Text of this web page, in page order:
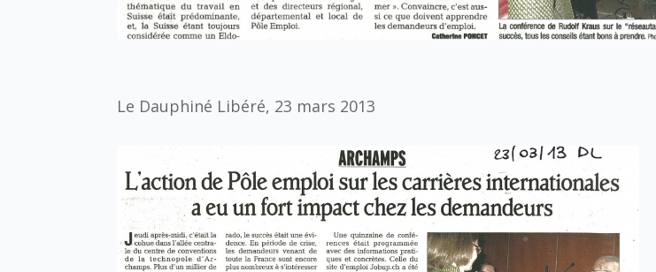
Le Dauphiné Libéré, 23 mars 2013